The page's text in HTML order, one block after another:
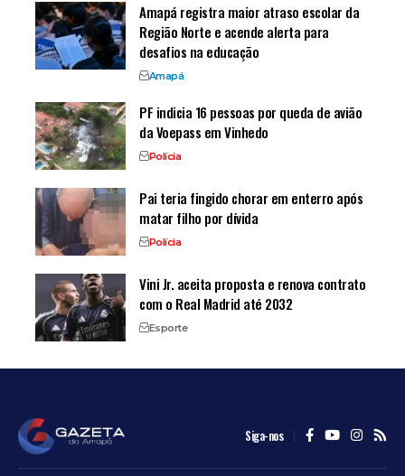
Amapá registra maior atraso escolar da
Região Norte e acende alerta para
desafios na educação
Amapá
PF indicia 16 pessoas por queda de avião
da Voepass em Vinhedo
Polícia
Pai teria fingido chorar em enterro após
matar filho por dívida
Polícia
Vini Jr. aceita proposta e renova contrato
com o Real Madrid até 2032
Esporte
Siga-nos